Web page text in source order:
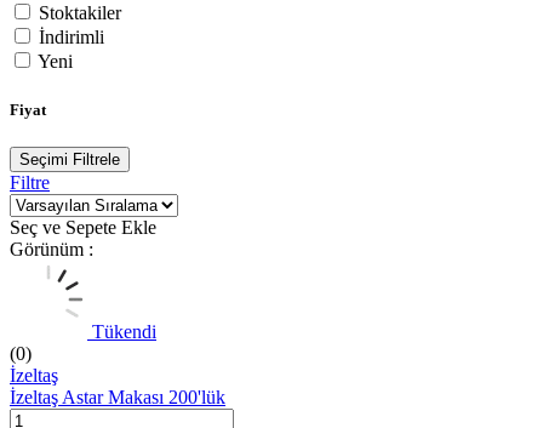
Stoktakiler
İndirimli
Yeni
Fiyat
Seçimi Filtrele
Filtre
Seç ve Sepete Ekle
Görünüm :
Tükendi
(0)
İzeltaş
İzeltaş Astar Makası 200'lük